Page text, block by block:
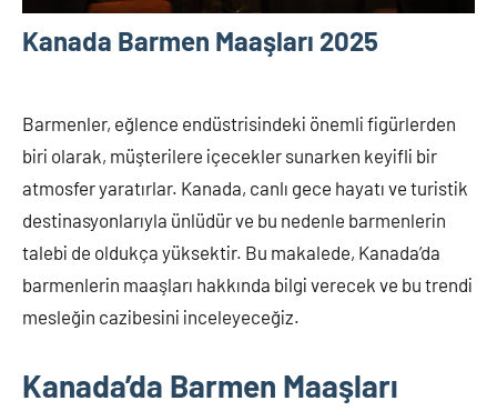
Kanada Barmen Maaşları 2025
Temmuz
2023
Barmenler, eğlence endüstrisindeki önemli figürlerden
biri olarak, müşterilere içecekler sunarken keyifli bir
atmosfer yaratırlar. Kanada, canlı gece hayatı ve turistik
destinasyonlarıyla ünlüdür ve bu nedenle barmenlerin
talebi de oldukça yüksektir. Bu makalede, Kanada’da
barmenlerin maaşları hakkında bilgi verecek ve bu trendi
mesleğin cazibesini inceleyeceğiz.
Kanada’da Barmen Maaşları